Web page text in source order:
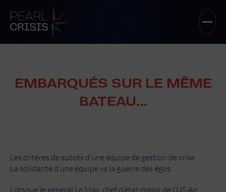
EMBARQUÉS SUR LE MÊME
BATEAU…
Les critères de succès d’une équipe de gestion de crise
La solidarité d’une équipe vs la guerre des égos
Lorsque le général Le May, chef d’état-major de l’US Air